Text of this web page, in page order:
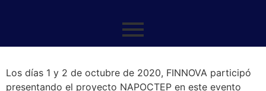
Los días 1 y 2 de octubre de 2020, FINNOVA participó
presentando el proyecto NAPOCTEP en este evento